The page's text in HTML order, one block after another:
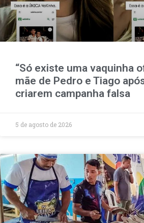
“Só existe uma vaquinha
mãe de Pedro e Tiago
criarem campanha falsa
5 de agosto de 2026